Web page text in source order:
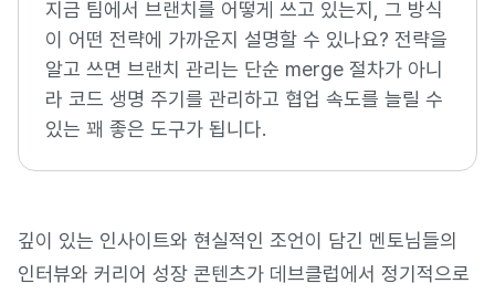
지금 팀에서 브랜치를 어떻게 쓰고 있는지, 그 방식
이 어떤 전략에 가까운지 설명할 수 있나요? 전략을
알고 쓰면 브랜치 관리는 단순 merge 절차가 아니
라 코드 생명 주기를 관리하고 협업 속도를 늘릴 수
있는 꽤 좋은 도구가 됩니다.
깊이 있는 인사이트와 현실적인 조언이 담긴 멘토님들의
인터뷰와 커리어 성장 콘텐츠가 데브클럽에서 정기적으로